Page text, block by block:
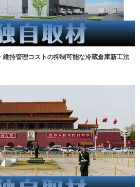
維持管理コストの抑制可能な冷蔵倉庫新工法